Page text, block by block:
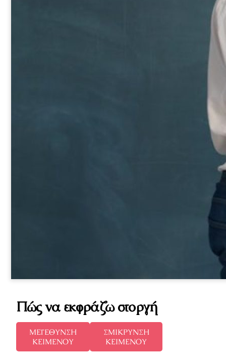
Πώς να εκφράζω στοργή
ΜΕΓΕΘΥΝΣΗ
ΚΕΙΜΕΝΟΥ
ΣΜΙΚΡΥΝΣΗ
ΚΕΙΜΕΝΟΥ